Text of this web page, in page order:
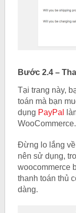
Bước 2.4 –
Tại trang này,
toán mà bạn
dụng PayPal
WooCommerce.
Đừng lo lắng
nên sử dụng,
woocommerce
thanh toán thủ
dàng.